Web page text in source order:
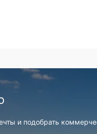
и подобрать